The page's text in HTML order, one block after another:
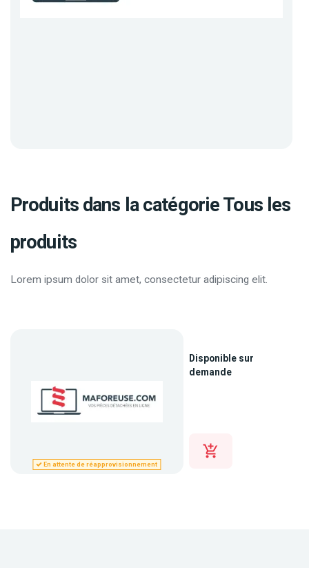
Produits dans la catégorie Tous les
produits
Lorem ipsum dolor sit amet, consectetur adipiscing elit.
En attente de réapprovisionnement
Disponible sur
demande